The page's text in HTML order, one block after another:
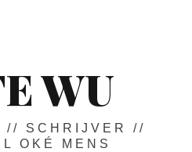
WU
// SCHRIJVER //
OKÉ MENS